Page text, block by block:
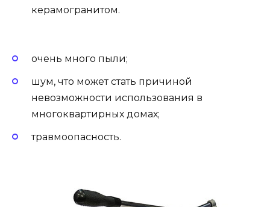
керамогранитом.
очень много пыли;
шум, что может стать причиной
невозможности использования в
многоквартирных домах;
травмоопасность.